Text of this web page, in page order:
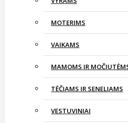
MOTERIMS
VAIKAMS
MAMOMS IR
TĖČIAMS IR SENELIAMS
VESTUVINIAI